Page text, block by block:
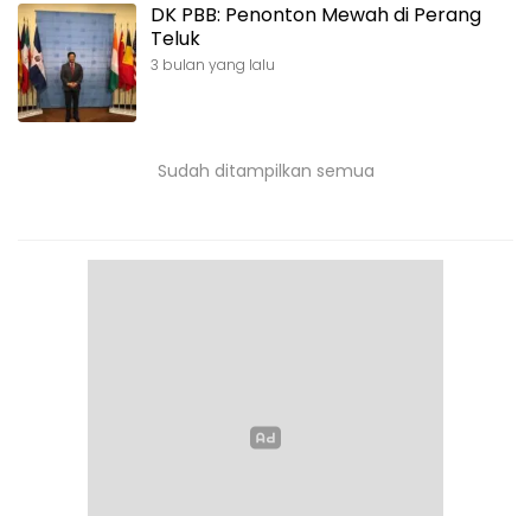
DK PBB: Penonton Mewah di Perang
Teluk
3 bulan yang lalu
Sudah ditampilkan semua